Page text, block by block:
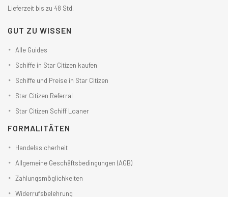
Lieferzeit bis zu 48 Std.
GUT ZU WISSEN
Alle Guides
Schiffe in Star Citizen kaufen
Schiffe und Preise in Star Citizen
Star Citizen Referral
Star Citizen Schiff Loaner
FORMALITÄTEN
Handelssicherheit
Allgemeine Geschäftsbedingungen (AGB)
Zahlungsmöglichkeiten
Widerrufsbelehrung